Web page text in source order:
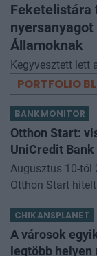
Feketelistára
Államoknak
Kegyvesztett lett
PORTFOLIO
BANKMONITOR
Otthon Start:
UniCredit Bank
Augusztus 10-tól
Otthon Start
kamathoz
CHIKANSPLANET
A városok
legtöbb